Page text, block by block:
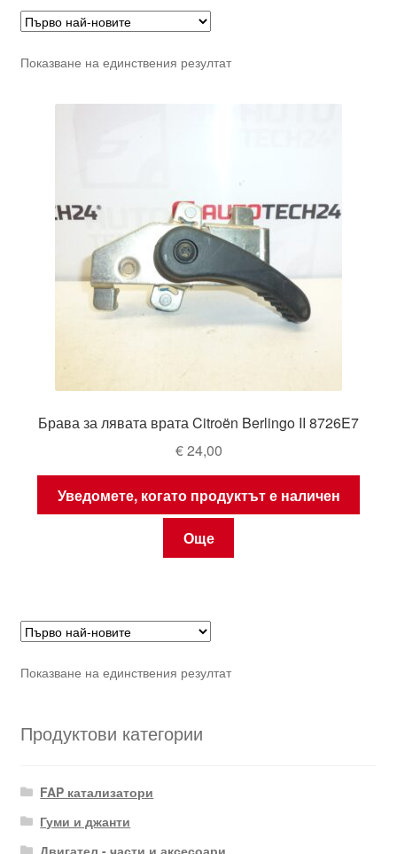
Показване на единствения резултат
Брава за лявата врата Citroën Berlingo II 8726E7
€24,00
Уведомете, когато продуктът е наличен
Още
Показване на единствения резултат
Продуктови категории
FAP катализатори
Гуми и джанти
Двигател - части и аксесоари